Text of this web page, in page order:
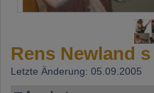
Rens Newland
Letzte Änderung: 05.09.2005